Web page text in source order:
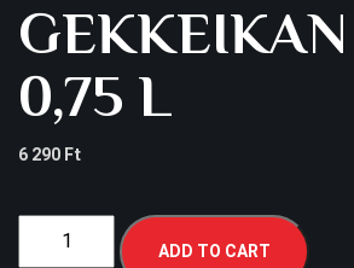
0,75 L
6 290Ft
ADD TO CART